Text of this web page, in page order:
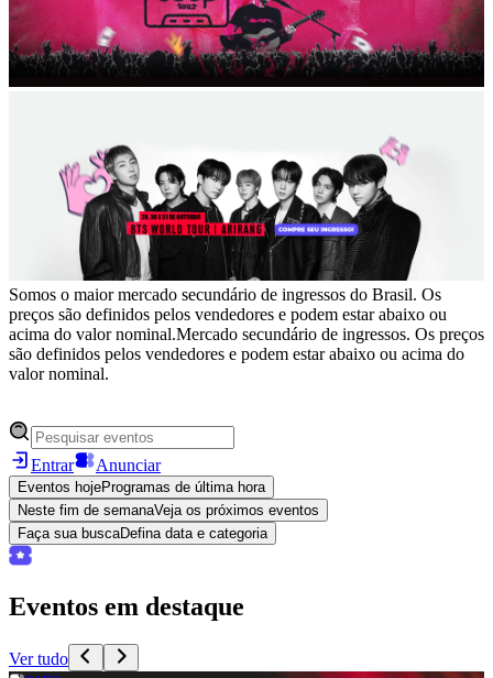
Somos o maior mercado secundário de ingressos do Brasil. Os
preços são definidos pelos vendedores e podem estar abaixo ou
acima do valor nominal.Mercado secundário de ingressos. Os preços
são definidos pelos vendedores e podem estar abaixo ou acima do
valor nominal.
Entrar Anunciar
Eventos hojeProgramas de última hora
Neste fim de semanaVeja os próximos eventos
Faça sua buscaDefina data e categoria
Eventos em destaque
Ver tudo